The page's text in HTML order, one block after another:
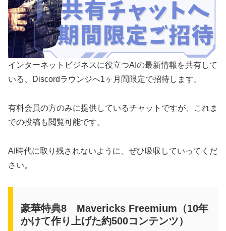
インターネットビジネスに役立つAIの最新情報を共有して
いる、Discordラウンジへ1ヶ月間限定で招待します。
有料会員の方のみに提供しているチャットですが、これま
での投稿も閲覧可能です。
AI時代に取り残されないように、ぜひ吸収していってくだ
さい。
豪華特典8 Mavericks Freemium（10年
かけて作り上げた約500コンテンツ）